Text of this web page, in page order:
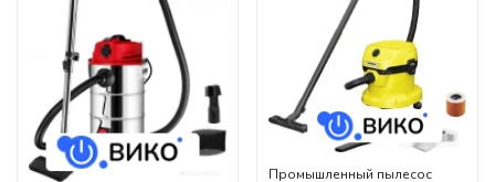
Промышленный пылесос